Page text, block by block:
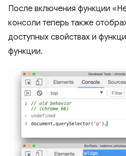
После включения функции
консоли теперь также
доступных свойствах и
функции.